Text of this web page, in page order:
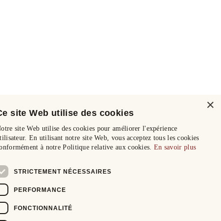
×
site Web utilise des cookies
site Web utilise des cookies pour améliorer l'expérience
En utilisant notre site Web, vous acceptez tous les cookies
à notre Politique relative aux cookies. En savoir plus
STRICTEMENT NÉCESSAIRES
PERFORMANCE
FONCTIONNALITÉ